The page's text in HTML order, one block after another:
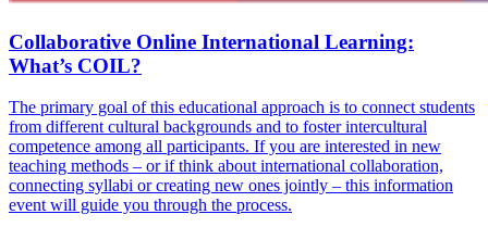
Collaborative Online International Learning:
What’s COIL?
The primary goal of this educational approach is to connect students
from different cultural backgrounds and to foster intercultural
competence among all participants. If you are interested in new
teaching methods – or if think about international collaboration,
connecting syllabi or creating new ones jointly – this information
event will guide you through the process.